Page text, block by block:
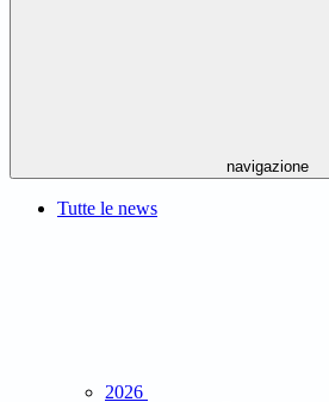
navigazione
Tutte le news
2026